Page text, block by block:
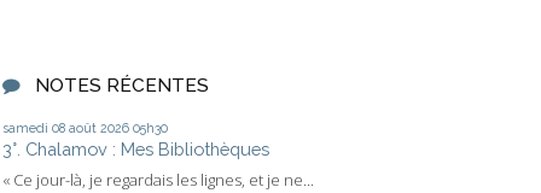
NOTES RÉCENTES
samedi 08 août 2026 05h30
3°. Chalamov : Mes Bibliothèques
« Ce jour-là, je regardais les lignes, et je ne...